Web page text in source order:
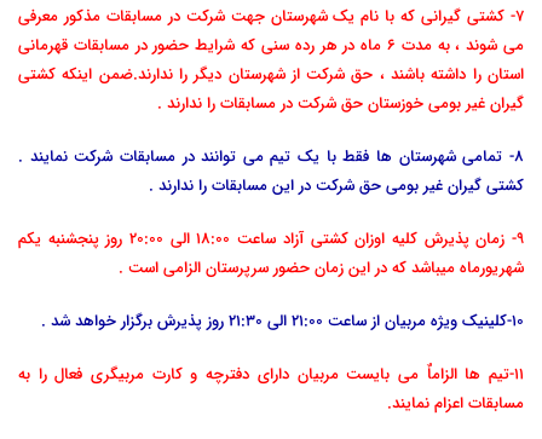
7- کشتی گیرانی که با نام یک شهرستان جهت شرکت در مسابقات مذکور معرفی
می شوند ، به مدت 6 ماه در هر رده سنی که شرایط حضور در مسابقات قهرمانی
استان را داشته باشند ، حق شرکت از شهرستان دیگر را ندارند.ضمن اینکه کشتی
گیران غیر بومی خوزستان حق شرکت در مسابقات را ندارند .
8- تمامی شهرستان ها فقط با یک تیم می توانند در مسابقات شرکت نمایند .
کشتی گیران غیر بومی حق شرکت در این مسابقات را ندارند .
9- زمان پذیرش کلیه اوزان کشتی آزاد ساعت 18:00 الی 20:00 روز پنجشنبه یکم
شهریورماه میباشد که در این زمان حضور سرپرستان الزامی است .
10-کلینیک ویژه مربیان از ساعت 21:00 الی 21:30 روز پذیرش برگزار خواهد شد .
11-تیم ها الزاماٌ می بایست مربیان دارای دفترچه و کارت مربیگری فعال را به
مسابقات اعزام نمایند.